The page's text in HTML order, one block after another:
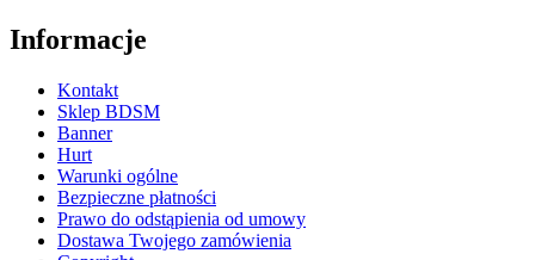
Informacje
Kontakt
Sklep BDSM
Banner
Hurt
Warunki ogólne
Bezpieczne płatności
Prawo do odstąpienia od umowy
Dostawa Twojego zamówienia